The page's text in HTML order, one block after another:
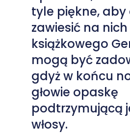
tyle piękne, aby
zawiesić na
książkowego
mogą być
gdyż w końcu
głowie opaskę
podtrzymującą
włosy.